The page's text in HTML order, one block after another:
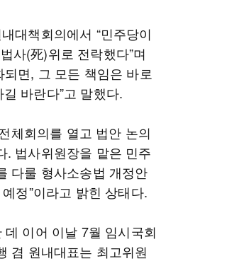
대책회의에서 “민주당이
사(死)위로 전락했다”며
면, 그 모든 책임은 바로
바란다”고 말했다.
체회의를 열고 법안 논의
. 법사위원장을 맡은 민주
다룰 형사소송법 개정안
정”이라고 밝힌 상태다.
이어 이날 7월 임시국회
겸 원내대표는 최고위원